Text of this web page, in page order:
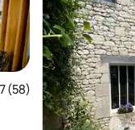
分 4.97 分（满分 5 分
(58)